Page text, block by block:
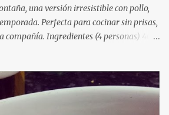
una versión irresistible con pollo,
Perfecta para cocinar sin prisas,
compañía. Ingredientes (4 personas) 400
maduros rallados 1,2 litros de caldo de
de hebras de azafrán 1 cucharadita de
de ajo Aceite de oliva virgen extra Sal al